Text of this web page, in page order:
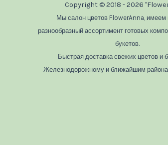
Copyright © 2018 - 2026
Мы салон цветов FlowerAnna, имеем
разнообразный ассортимент готовых
букетов.
Быстрая доставка свежих цветов и
Железнодорожному и ближайшим